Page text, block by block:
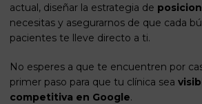
actual, diseñar la estrategia de
necesitas y asegurarnos de que cada
pacientes te lleve directo a ti.
No esperes a que te encuentren por
primer paso para que tu clínica sea
competitiva en Google.